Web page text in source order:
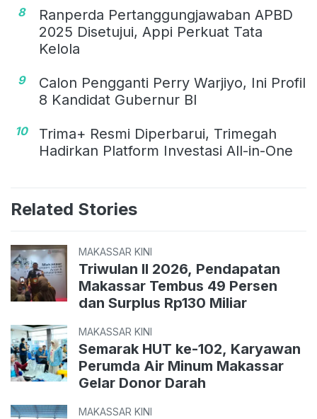
8
Ranperda Pertanggungjawaban APBD
2025 Disetujui, Appi Perkuat Tata
Kelola
9
Calon Pengganti Perry Warjiyo, Ini Profil
8 Kandidat Gubernur BI
10
Trima+ Resmi Diperbarui, Trimegah
Hadirkan Platform Investasi All-in-One
Related Stories
MAKASSAR KINI
Triwulan II 2026, Pendapatan
Makassar Tembus 49 Persen
dan Surplus Rp130 Miliar
MAKASSAR KINI
Semarak HUT ke-102, Karyawan
Perumda Air Minum Makassar
Gelar Donor Darah
MAKASSAR KINI